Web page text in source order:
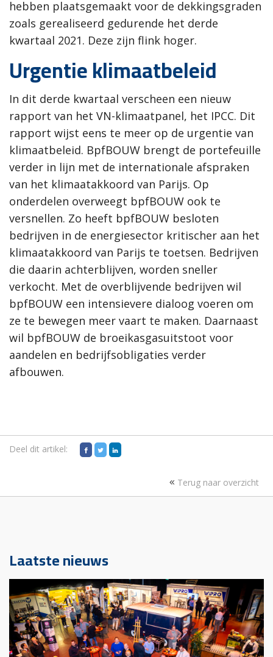
hebben plaatsgemaakt voor de dekkingsgraden
zoals gerealiseerd gedurende het derde
kwartaal 2021. Deze zijn flink hoger.
Urgentie klimaatbeleid
In dit derde kwartaal verscheen een nieuw
rapport van het VN-klimaatpanel, het IPCC. Dit
rapport wijst eens te meer op de urgentie van
klimaatbeleid. BpfBOUW brengt de portefeuille
verder in lijn met de internationale afspraken
van het klimaatakkoord van Parijs. Op
onderdelen overweegt bpfBOUW ook te
versnellen. Zo heeft bpfBOUW besloten
bedrijven in de energiesector kritischer aan het
klimaatakkoord van Parijs te toetsen. Bedrijven
die daarin achterblijven, worden sneller
verkocht. Met de overblijvende bedrijven wil
bpfBOUW een intensievere dialoog voeren om
ze te bewegen meer vaart te maken. Daarnaast
wil bpfBOUW de broeikasgasuitstoot voor
aandelen en bedrijfsobligaties verder
afbouwen.
Deel dit artikel:
Terug naar overzicht
Laatste nieuws